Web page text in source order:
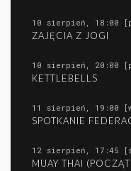
10 sierpień, 18:00
ZAJĘCIA Z JOGI
10 sierpień, 20:00
KETTLEBELLS
11 sierpień, 19:00
SPOTKANIE
12 sierpień, 17:45
MUAY THAI